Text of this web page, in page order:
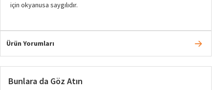
için okyanusa saygılıdır.
Ürün Yorumları
Bunlara da Göz Atın